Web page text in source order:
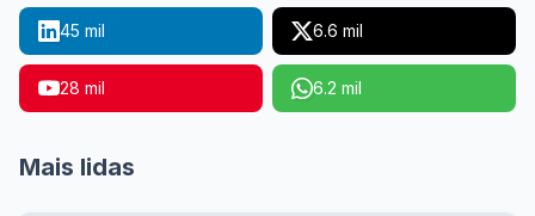
45 mil 6.6 mil
28 mil 6.2 mil
Mais lidas